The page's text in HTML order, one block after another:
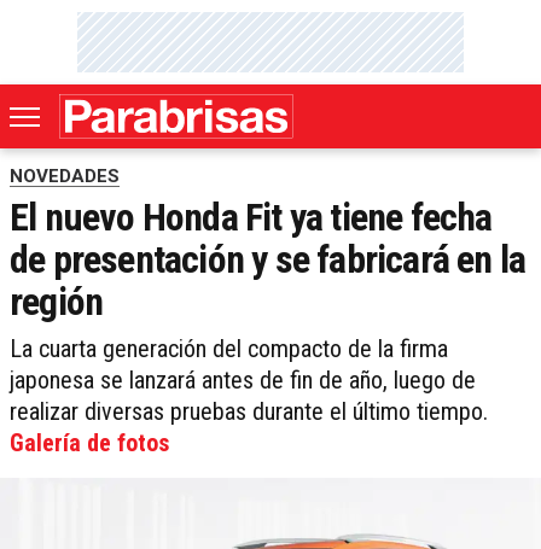
NOVEDADES
El nuevo Honda Fit ya tiene fecha
de presentación y se fabricará en la
región
La cuarta generación del compacto de la firma
japonesa se lanzará antes de fin de año, luego de
realizar diversas pruebas durante el último tiempo.
Galería de fotos